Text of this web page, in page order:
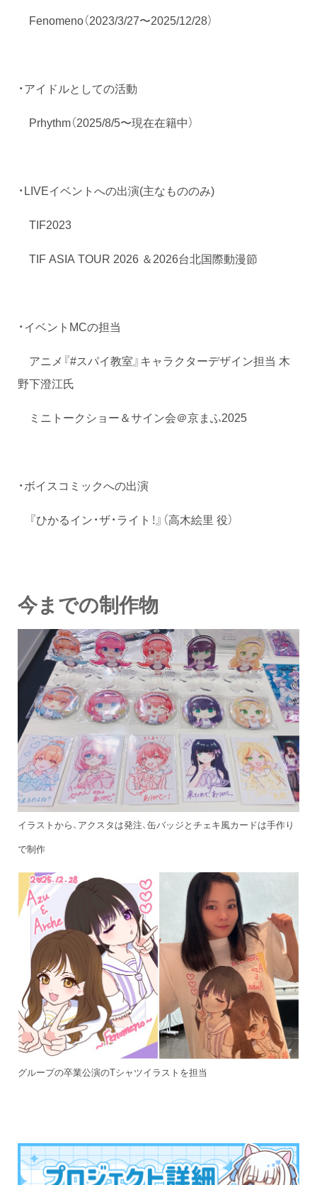
Fenomeno（2023/3/27〜2025/12/28）
・アイドルとしての活動
Prhythm（2025/8/5〜現在在籍中）
・LIVEイベントへの出演(主なもののみ)
TIF2023
TIF ASIA TOUR 2026 ＆2026台北国際動漫節
・イベントMCの担当
アニメ『#スパイ教室』キャラクターデザイン担当 木
野下澄江氏
ミニトークショー＆サイン会＠京まふ2025
・ボイスコミックへの出演
『ひかるイン・ザ・ライト！』（高木絵里 役）
今までの制作物
イラストから、アクスタは発注、缶バッジとチェキ風カードは手作り
で制作
グループの卒業公演のTシャツイラストを担当